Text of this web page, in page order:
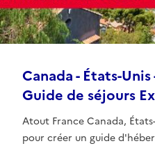
Canada - États-
Guide de séjours
Atout France Canada,
pour créer un guide